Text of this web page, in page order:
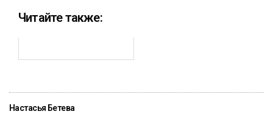
Читайте также:
Настасья Бетева